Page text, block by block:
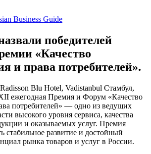
Business Guide
победителей
«Качество
и права потребителей».
Blu Hotel, Vadistanbul Стамбул,
ежегодная Премия и Форум «Качество
потребителей» — одно из ведущих
высокого уровня сервиса, качества
и оказываемых услуг. Премия
стабильное развитие и достойный
рынка товаров и услуг в России.